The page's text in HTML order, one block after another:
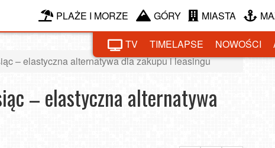
PLAŻE I MORZE GÓRY MIASTA
TV TIMELAPSE NOWOŚCI
– elastyczna alternatywa dla zakupu i leasingu
– elastyczna alternatywa